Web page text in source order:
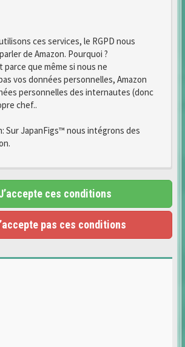
ces services, le RGPD nous
de Amazon. Pourquoi ?
parce que même si nous ne
vos données personnelles, Amazon
personnelles des internautes (donc
chef..
Sur JapanFigs™ nous intégrons des
ces conditions
pas ces conditions